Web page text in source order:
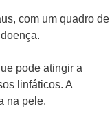
com um quadro de
pode atingir a
linfáticos. A
na pele.